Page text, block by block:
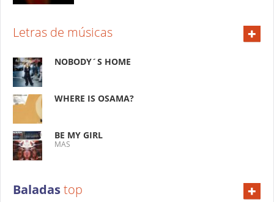
Letras de músicas +
NOBODY´S HOME
WHERE IS OSAMA?
BE MY GIRL
MAS
Baladastop +